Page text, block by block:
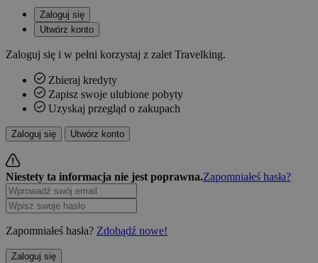
Zaloguj się
Utwórz konto
Zaloguj się i w pełni korzystaj z zalet Travelking.
Zbieraj kredyty
Zapisz swoje ulubione pobyty
Uzyskaj przegląd o zakupach
Zaloguj się Utwórz konto
Niestety ta informacja nie jest poprawna.Zapomniałeś hasła?
Zapomniałeś hasła? Zdobądź nowe!
Zaloguj się